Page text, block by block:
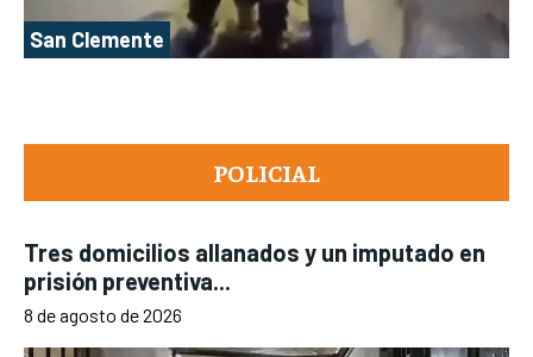
POLICIAL
Tres domicilios allanados y un imputado en
prisión preventiva...
8 de agosto de 2026
San Clemente